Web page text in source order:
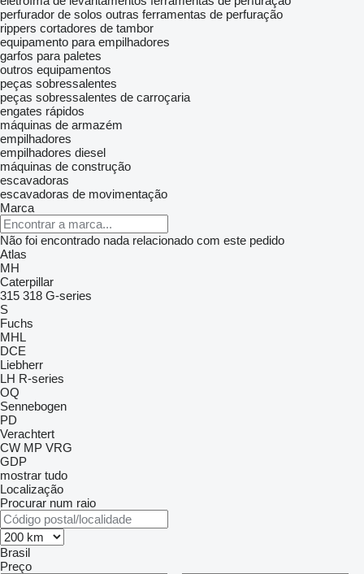
perfurador de solos outras ferramentas de perfuração
rippers cortadores de tambor
equipamento para empilhadores
garfos para paletes
outros equipamentos
peças sobressalentes
peças sobressalentes de carroçaria
engates rápidos
máquinas de armazém
empilhadores
empilhadores diesel
máquinas de construção
escavadoras
escavadoras de movimentação
Marca
Não foi encontrado nada relacionado com este pedido
Atlas
MH
Caterpillar
315 318 G-series
S
Fuchs
MHL
DCE
Liebherr
LH R-series
OQ
Sennebogen
PD
Verachtert
CW MP VRG
GDP
mostrar tudo
Localização
Procurar num raio
Brasil
Preço